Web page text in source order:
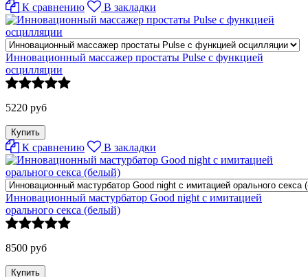
К сравнению В закладки
Инновационный масcажер простаты Pulse с функцией
осцилляции
5220 руб
К сравнению В закладки
Инновационный мастурбатор Good night с имитацией
орального секса (белый)
8500 руб